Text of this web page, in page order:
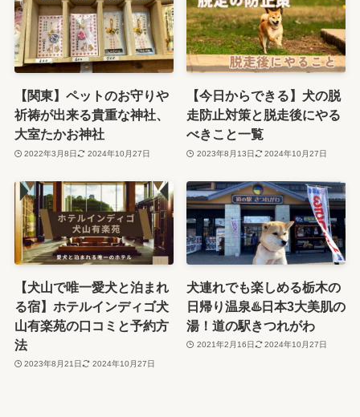
【関東】ペットのお守りや
祈祷が出来る貴重な神社、
大室たかお神社
2022年3月8日 2024年10月27日
【今日からできる】犬の脱
走防止対策と脱走後にやる
べきこと一覧
2023年8月13日 2024年10月27日
【犬山で唯一愛犬と泊まれ
る宿】ホテルインディゴ犬
山有楽苑の口コミと予約方
法
2023年8月21日 2024年10月27日
犬連れでも楽しめる栃木の
日帰り温泉♨️日本3大美肌の
湯！道の駅きつれがわ
2021年2月16日 2024年10月27日